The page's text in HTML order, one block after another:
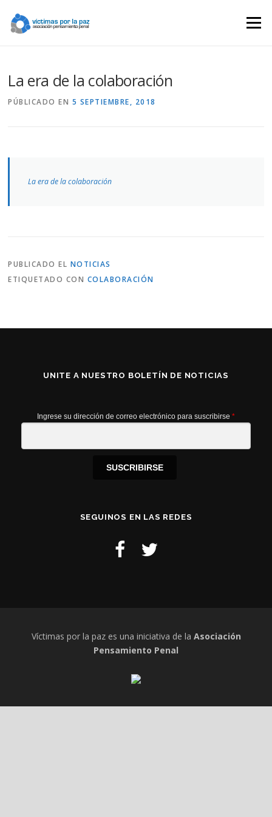
contenido
Menú
La era de la colaboración
PÚBLICADO EN 5 SEPTIEMBRE, 2018
La era de la colaboración
PUBLICADO EL NOTICIAS
ETIQUETADO CON COLABORACIÓN
UNITE A NUESTRO BOLETÍN DE NOTICIAS
Ingrese su dirección de correo electrónico para suscribirse *
SUSCRIBIRSE
SEGUINOS EN LAS REDES
Víctimas por la paz es una iniciativa de la Asociación
Pensamiento Penal